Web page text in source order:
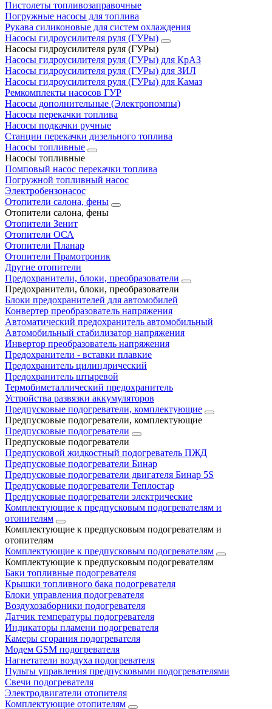
Пистолеты топливозаправочные
Погружные насосы для топлива
Рукава силиконовые для систем охлаждения
Насосы гидроусилителя руля (ГУРы)
Насосы гидроусилителя руля (ГУРы)
Насосы гидроусилителя руля (ГУРы) для КрАЗ
Насосы гидроусилителя руля (ГУРы) для ЗИЛ
Насосы гидроусилителя руля (ГУРы) для Камаз
Ремкомплекты насосов ГУР
Насосы дополнительные (Электропомпы)
Насосы перекачки топлива
Насосы подкачки ручные
Станции перекачки дизельного топлива
Насосы топливные
Насосы топливные
Помповый насос перекачки топлива
Погружной топливный насос
Электробензонасос
Отопители салона, фены
Отопители салона, фены
Отопители Зенит
Отопители ОСА
Отопители Планар
Отопители Прамотроник
Другие отопители
Предохранители, блоки, преобразователи
Предохранители, блоки, преобразователи
Блоки предохранителей для автомобилей
Конвертер преобразователь напряжения
Автоматический предохранитель автомобильный
Автомобильный стабилизатор напряжения
Инвертор преобразователь напряжения
Предохранители - вставки плавкие
Предохранитель цилиндрический
Предохранитель штыревой
Термобиметаллический предохранитель
Устройства развязки аккумуляторов
Предпусковые подогреватели, комплектующие
Предпусковые подогреватели, комплектующие
Предпусковые подогреватели
Предпусковые подогреватели
Предпусковой жидкостный подогреватель ПЖД
Предпусковые подогреватели Бинар
Предпусковые подогреватели двигателя Бинар 5S
Предпусковые подогреватели Теплостар
Предпусковые подогреватели электрические
Комплектующие к предпусковым подогревателям и
отопителям
Комплектующие к предпусковым подогревателям и
отопителям
Комплектующие к предпусковым подогревателям
Комплектующие к предпусковым подогревателям
Баки топливные подогревателя
Крышки топливного бака подогревателя
Блоки управления подогревателя
Воздухозаборники подогревателя
Датчик температуры подогревателя
Индикаторы пламени подогревателя
Камеры сгорания подогревателя
Модем GSM подогревателя
Нагнетатели воздуха подогревателя
Пульты управления предпусковыми подогревателями
Свечи подогревателя
Электродвигатели отопителя
Комплектующие отопителям